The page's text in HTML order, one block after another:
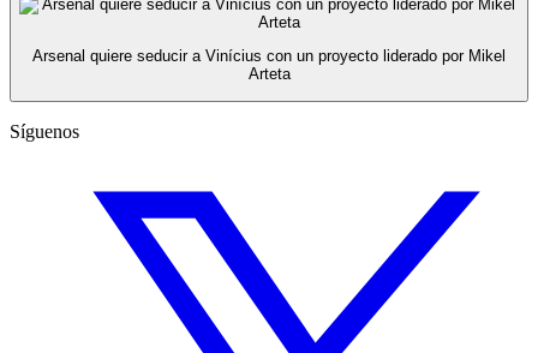
Arsenal quiere seducir a Vinícius con un proyecto liderado por Mikel
Arteta
Síguenos